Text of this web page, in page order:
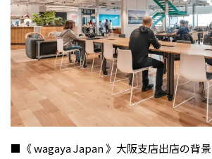
■《 wagaya Japan 》大阪支店出店の背景